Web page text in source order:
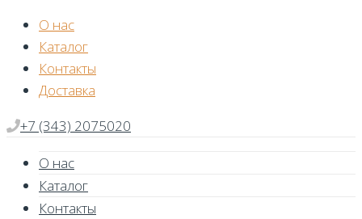
Skip
content
О нас
Каталог
Контакты
Доставка
+7 (343) 2075020
О нас
Каталог
Контакты